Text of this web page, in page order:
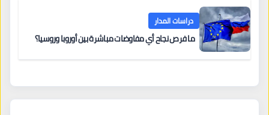
دراسات المدار
ما فرص نجاح أي مفاوضات مباشرة بين أوروبا وروسيا؟